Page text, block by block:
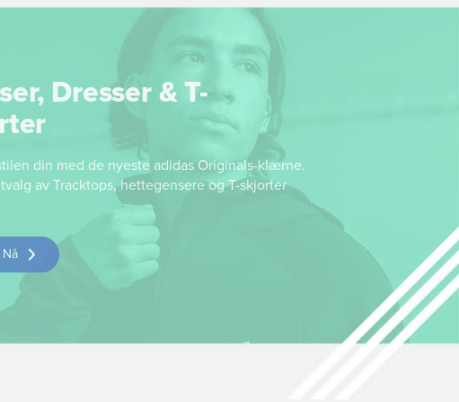
Dresser & T-
din med de nyeste adidas Originals-klærne.
av Tracktops, hettegensere og T-skjorter
Nå